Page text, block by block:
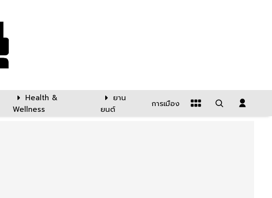
Health &
Wellness
ยาน
ยนต์
การเมือง